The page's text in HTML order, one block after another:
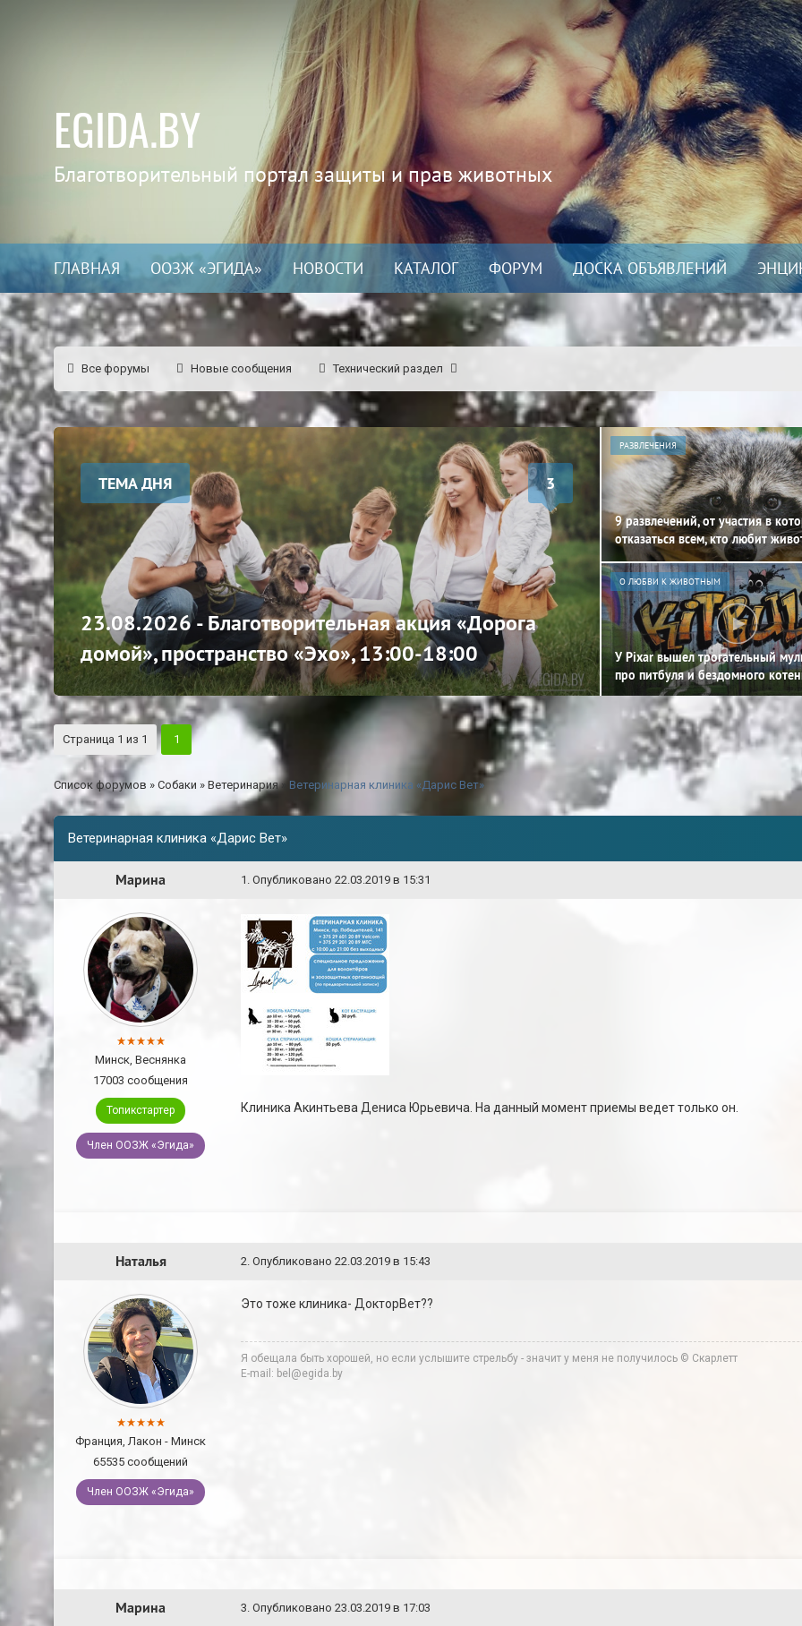
EGIDA.BY
Благотворительный портал защиты и прав животных
ГЛАВНАЯ ООЗЖ «ЭГИДА» НОВОСТИ КАТАЛОГ ФОРУМ ДОСКА ОБЪЯВЛЕНИЙ
Все форумы Новые сообщения Технический раздел
ТЕМА ДНЯ 3
23.08.2026 - Благотворительная акция «Дорога
домой», пространство «Эхо», 13:00-18:00
РАЗВЛЕЧЕНИЯ
9 развлечений, от участия в
отказаться всем, кто любит
О ЛЮБВИ К ЖИВОТНЫМ
У Pixar вышел трогательный
про питбуля и бездомного
Страница 1 из 1 1
Список форумов » Собаки » Ветеринария » Ветеринарная клиника «Дарис Вет»
Ветеринарная клиника «Дарис Вет»
Марина 1 . Опубликовано 22.03.2019 в 15:31
Минск, Веснянка
17003 сообщения
Топикстартер
Член ООЗЖ «Эгида»
Клиника Акинтьева Дениса Юрьевича. На данный момент приемы ведет только он.
Наталья 2. Опубликовано 22.03.2019 в 15:43
Франция, Лакон - Минск
65535 сообщений
Член ООЗЖ «Эгида»
Это тоже клиника- ДокторВет??
Я обещала быть хорошей, но если услышите стрельбу - значит у меня не получилось © Скарлетт
E-mail: bel@egida.by
Марина 3. Опубликовано 23.03.2019 в 17:03